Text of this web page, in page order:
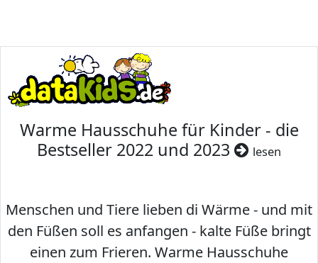
Warme Hausschuhe für Kinder - die
Bestseller 2022 und 2023
lesen
Menschen und Tiere lieben di Wärme - und mit
den Füßen soll es anfangen - kalte Füße bringt
einen zum Frieren. Warme Hausschuhe